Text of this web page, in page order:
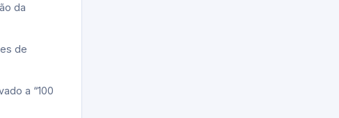
da
de
a “100